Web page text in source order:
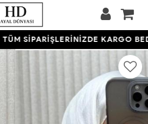
TÜM SİPARİŞLERİNİZDE KARGO